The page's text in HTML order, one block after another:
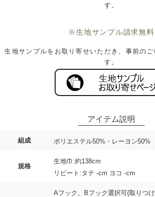
組成 ポリエステル50%・レーヨン50%
規格
生地巾:約138cm
リピート:タテ -cm ヨコ -cm
Aフック、Bフック選択可(取りつ
す。
※生地サンプル請求無料
生地サンプルをお取り寄せいただき、事前のご
す。